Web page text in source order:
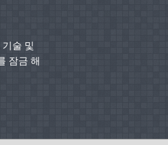
술 및
잠금 해